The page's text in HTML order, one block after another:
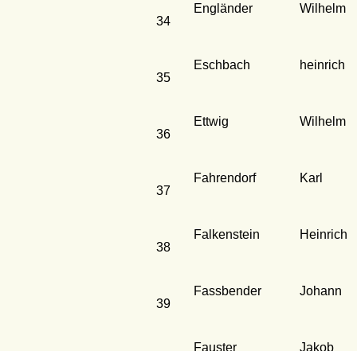
34
Engländer Wilhelm
35
Eschbach heinrich
36
Ettwig Wilhelm
37
Fahrendorf Karl
38
Falkenstein Heinrich
39
Fassbender Johann
Fauster Jakob